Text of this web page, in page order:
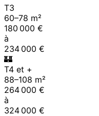
T3
60–78 m²
180 000 €
à
234 000 €
🏰
T4 et +
88–108 m²
264 000 €
à
324 000 €